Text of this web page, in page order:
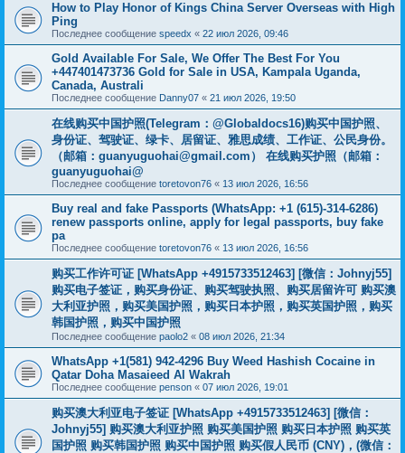
How to Play Honor of Kings China Server Overseas with High
Ping
Последнее сообщение speedx « 22 июл 2026, 09:46
Gold Available For Sale, We Offer The Best For You
+447401473736 Gold for Sale in USA, Kampala Uganda,
Canada, Australi
Последнее сообщение Danny07 « 21 июл 2026, 19:50
在线购买中国护照(Telegram：@Globaldocs16)购买中国护照、
身份证、驾驶证、绿卡、居留证、雅思成绩、工作证、公民身份。
（邮箱： guanyuguohai@gmail.com ） 在线购买护照（邮箱：
guanyuguohai@
Последнее сообщение toretovon76 « 13 июл 2026, 16:56
Buy real and fake Passports (WhatsApp: +1 (615)-314-6286)
renew passports online, apply for legal passports, buy fake
pa
Последнее сообщение toretovon76 « 13 июл 2026, 16:56
购买工作许可证 [WhatsApp +4915733512463] [微信：Johnyj55]
购买电子签证，购买身份证、购买驾驶执照、购买居留许可 购买澳
大利亚护照，购买美国护照，购买日本护照，购买英国护照，购买
韩国护照，购买中国护照
Последнее сообщение paolo2 « 08 июл 2026, 21:34
WhatsApp +1(581) 942-4296 Buy Weed Hashish Cocaine in
Qatar Doha Masaieed Al Wakrah
Последнее сообщение penson « 07 июл 2026, 19:01
购买澳大利亚电子签证 [WhatsApp +4915733512463] [微信：
Johnyj55] 购买澳大利亚护照 购买美国护照 购买日本护照 购买英
国护照 购买韩国护照 购买中国护照 购买假人民币 (CNY)，(微信：